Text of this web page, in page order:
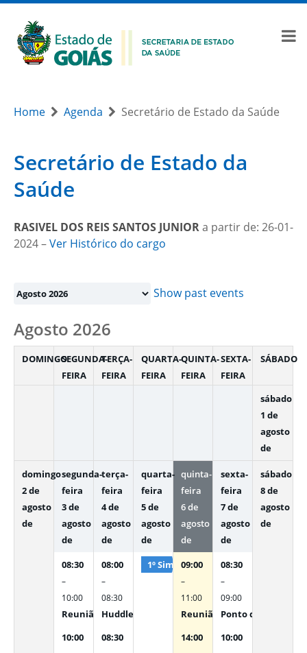
Home Agenda Secretário de Estado da Saúde
Secretário de Estado da
Saúde
RASIVEL DOS REIS SANTOS JUNIORa partir de: 26-01-
2024 –Ver Histórico do cargo
selection
Show past events
Agosto 2026
DOMINGOSEGUNDA-
FEIRA
TERÇA-
FEIRA
QUARTA-
FEIRA
QUINTA-
FEIRA
SEXTA-
FEIRA
SÁBADO
sábado
1 de
agosto
de
domingo
2 de
agosto
de
segunda-
feira
3 de
agosto
de
08:30
–
10:00
Reunião com Secretário Adjunto e Subsecretários
10:00
terça-
feira
4 de
agosto
de
08:00
–
08:30
Huddle SES e SMS
08:30
quarta-
feira
5 de
agosto
de
1º Simpósio Internacional de
quinta-
feira
6 de
agosto
de
09:00
–
11:00
Reunião com Secretário
14:00
sexta-
feira
7 de
agosto
de
08:30
–
09:00
Ponto de Controle
10:00
sábado
8 de
agosto
de